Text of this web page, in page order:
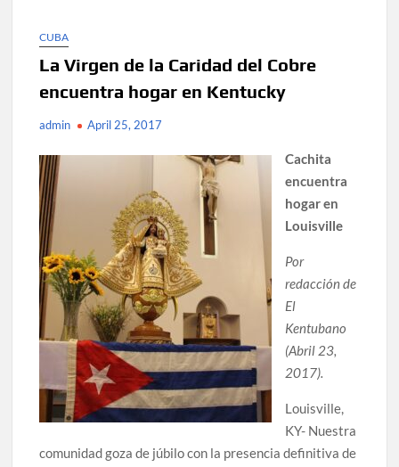
CUBA
La Virgen de la Caridad del Cobre
encuentra hogar en Kentucky
admin April 25, 2017
Cachita
encuentra
hogar en
Louisville
Por
redacción de
El
Kentubano
(Abril 23,
2017).
Louisville,
KY- Nuestra
comunidad goza de júbilo con la presencia definitiva de